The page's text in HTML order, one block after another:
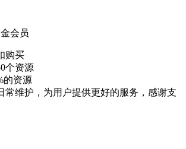
会员
购买
个资源
的资源
常维护，为用户提供更好的服务，感谢支